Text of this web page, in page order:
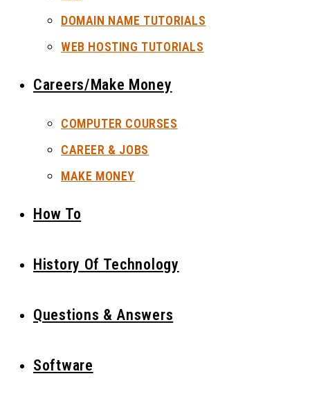
DOMAIN NAME TUTORIALS
WEB HOSTING TUTORIALS
Careers/Make Money
COMPUTER COURSES
CAREER & JOBS
MAKE MONEY
How To
History Of Technology
Questions & Answers
Software